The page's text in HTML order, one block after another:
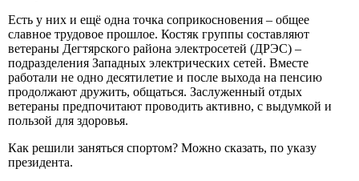
Есть у них и ещё одна точка соприкосновения – общее
славное трудовое прошлое. Костяк группы составляют
ветераны Дегтярского района электросетей (ДРЭС) –
подразделения Западных электрических сетей. Вместе
работали не одно десятилетие и после выхода на пенсию
продолжают дружить, общаться. Заслуженный отдых
ветераны предпочитают проводить активно, с выдумкой и
пользой для здоровья.
Как решили заняться спортом? Можно сказать, по указу
президента.